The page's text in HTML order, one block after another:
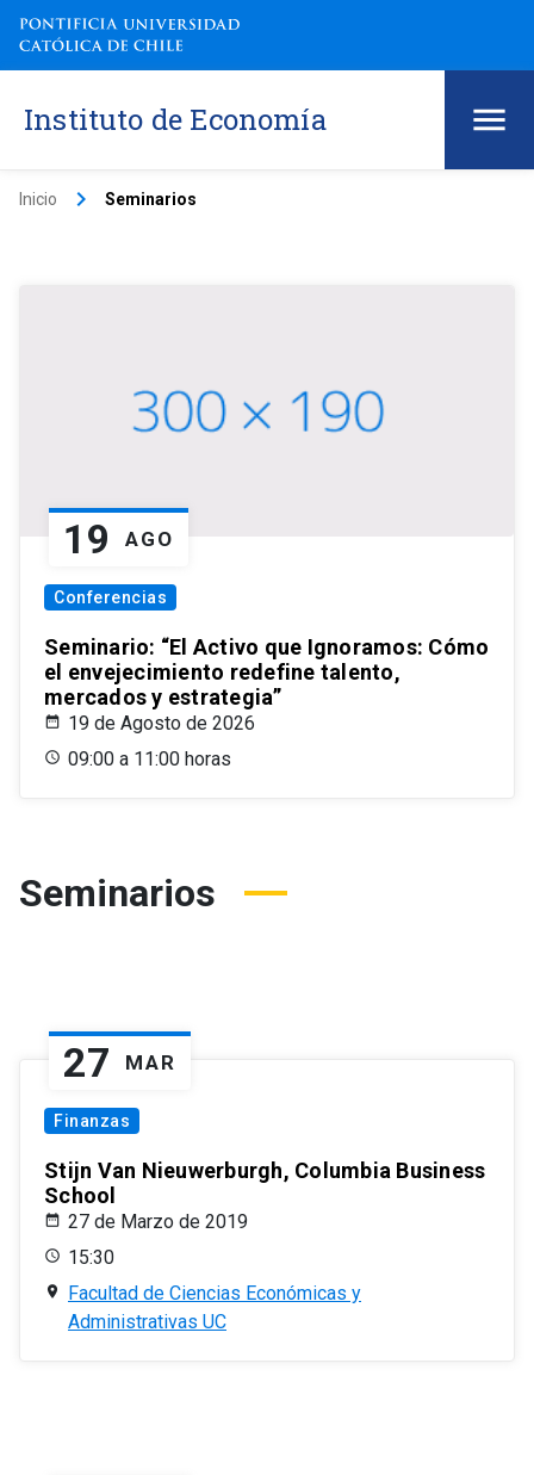
Instituto de Economía
Inicio keyboard_arrow_right Seminarios
19 AGO
Conferencias
Seminario: “El Activo que Ignoramos: Cómo
el envejecimiento redefine talento,
mercados y estrategia”
19 de Agosto de 2026
09:00 a 11:00 horas
Seminarios
27 MAR
Finanzas
Stijn Van Nieuwerburgh, Columbia Business
School
27 de Marzo de 2019
15:30
Facultad de Ciencias Económicas y
Administrativas UC